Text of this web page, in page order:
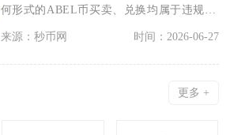
何形式的ABEL币买卖、兑换均属于违规行
来源：秒币网 时间：2026-06-27
更多 +